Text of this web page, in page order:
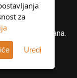
prava pridržana.
za
Uredi